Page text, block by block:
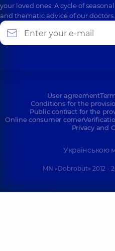
your loved ones. A cycle of
and thematic advice of our
User agreement
Conditions for the
Public contract for the
Online consumer corner
Privacy and
Українською
MN «Dobrobut» 2012 -